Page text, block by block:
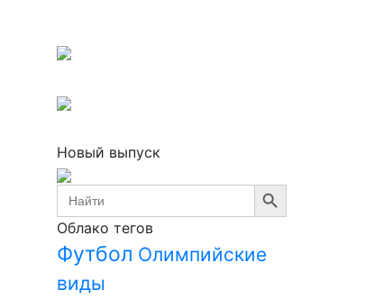
Новый выпуск
Search
for:
Search Button
Облако тегов
Футбол Олимпийские
виды